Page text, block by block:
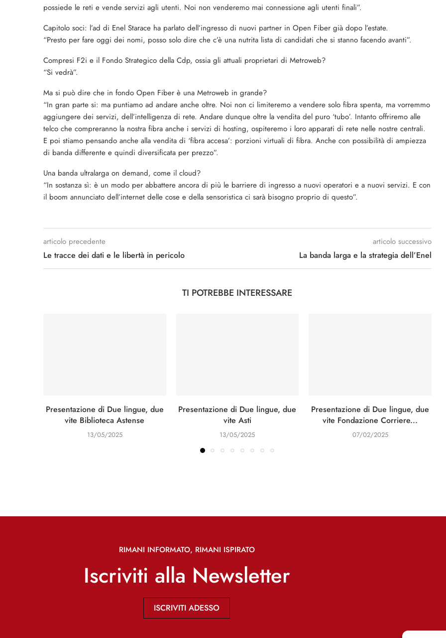
possiede le reti e vende servizi agli utenti. Noi non venderemo mai connessione agli utenti finali”.
Capitolo soci: l’ad di Enel Starace ha parlato dell’ingresso di nuovi partner in Open Fiber già dopo l’estate.
“Presto per fare oggi dei nomi, posso solo dire che c’è una nutrita lista di candidati che si stanno facendo avanti”.
Compresi F2i e il Fondo Strategico della Cdp, ossia gli attuali proprietari di Metroweb?
“Si vedrà”.
Ma si può dire che in fondo Open Fiber è una Metroweb in grande?
“In gran parte si: ma puntiamo ad andare anche oltre. Noi non ci limiteremo a vendere solo fibra spenta, ma vorremmo
aggiungere dei servizi, dell’intelligenza di rete. Andare dunque oltre la vendita del puro ‘tubo’. Intanto offriremo alle
telco che compreranno la nostra fibra anche i servizi di hosting, ospiteremo i loro apparati di rete nelle nostre centrali.
E poi stiamo pensando anche alla vendita di ‘fibra accesa’: porzioni virtuali di fibra. Anche con possibilità di ampiezza
di banda differente e quindi diversificata per prezzo”.
Una banda ultralarga on demand, come il cloud?
“In sostanza sì: è un modo per abbattere ancora di più le barriere di ingresso a nuovi operatori e a nuovi servizi. E con
il boom annunciato dell’internet delle cose e della sensoristica ci sarà bisogno proprio di questo”.
articolo precedente
Le tracce dei dati e le libertà in pericolo
articolo successivo
La banda larga e la strategia dell’Enel
TI POTREBBE INTERESSARE
Presentazione di Due lingue, due
vite Biblioteca Astense
13/05/2025
Presentazione di Due lingue, due
vite Asti
13/05/2025
Presentazione di Due lingue, due
vite Fondazione Corriere...
07/02/2025
RIMANI INFORMATO, RIMANI ISPIRATO
Iscriviti alla Newsletter
ISCRIVITI ADESSO